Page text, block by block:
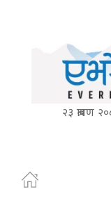
२३ श्रावण